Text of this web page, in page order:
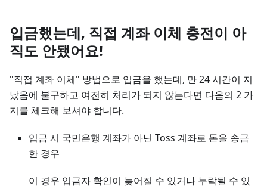
입금했는데, 직접 계좌 이체 충전이 아
직도 안됐어요!
"직접 계좌 이체" 방법으로 입금을 했는데, 만 24 시간이 지
났음에 불구하고 여전히 처리가 되지 않는다면 다음의 2 가
지를 체크해 보셔야 합니다.
입금 시 국민은행 계좌가 아닌 Toss 계좌로 돈을 송금
한 경우
이 경우 입금자 확인이 늦어질 수 있거나 누락될 수 있